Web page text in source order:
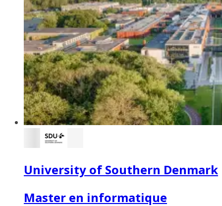
University of Southern Denmark
Master en informatique